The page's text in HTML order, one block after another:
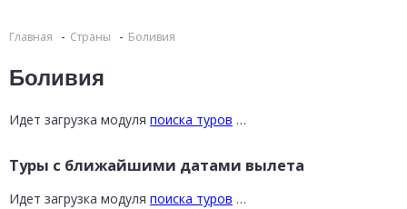
Главная Страны Боливия
Боливия
Идет загрузка модуля поиска туров …
Туры с ближайшими датами вылета
Идет загрузка модуля поиска туров …